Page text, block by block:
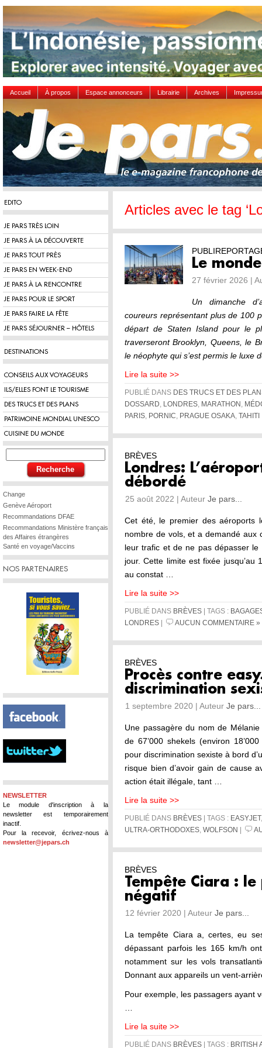
Accueil À propos Espace annonceurs Librairie Archives
EDITO
JE PARS TRÈS LOIN
JE PARS À LA DÉCOUVERTE
JE PARS TOUT PRÈS
JE PARS EN WEEK-END
JE PARS À LA RENCONTRE
JE PARS POUR LE SPORT
JE PARS FAIRE LA FÊTE
JE PARS SÉJOURNER – HÔTELS
DESTINATIONS
CONSEILS AUX VOYAGEURS
ILS/ELLES FONT LE TOURISME
DES TRUCS ET DES PLANS
PATRIMOINE MONDIAL UNESCO
CUISINE DU MONDE
Change
Genève Aéroport
Recommandations DFAE
Recommandations Ministère français
des Affaires étrangères
Santé en voyage/Vaccins
NOS PARTENAIRES
NEWSLETTER
Le module d'inscription à la
newsletter est temporairement
inactif.
Pour la recevoir, écrivez-nous à
newsletter@jepars.ch
Articles avec le tag
Le
27 février 2026 |
Un dimanche
coureurs représentant plus de 100
départ de Staten Island pour le
traverseront Brooklyn, Queens, le
le néophyte qui s’est permis le luxe
Lire la suite >>
PUBLIÉ DANS DES TRUCS ET DES
DOSSARD
LONDRES MARATHON
PARIS
PORNIC PRAGUE OSAKA TAHITI
BRÈVES
Londres:
débordé
25 août 2022 | Auteur Je pars...
Cet été, le premier des aéroports
nombre de vols, et a demandé aux
leur trafic et de ne pas dépasser le
jour. Cette limite est fixée jusqu’au
au constat …
Lire la suite >>
PUBLIÉ DANS BRÈVES | TAGS :
LONDRES
AUCUN COMMENTAIRE »
BRÈVES
Procès contre
discrimination
1 septembre 2020 | Auteur Je pars...
Une passagère du nom de
de 67’000 shekels (environ
pour discrimination sexiste à bord
risque bien d’avoir gain de cause
action était illégale, tant …
Lire la suite >>
PUBLIÉ DANS BRÈVES | TAGS : EASYJET
ULTRA-ORTHODOXES WOLFSON
BRÈVES
Tempête Ciara :
négatif
12 février 2020 | Auteur Je pars...
La tempête Ciara a, certes, eu
dépassant parfois les 165 km/h
notamment sur les vols
Donnant aux appareils un vent-
Pour exemple, les passagers ayant
Lire la suite >>
PUBLIÉ DANS BRÈVES | TAGS : BRITISH